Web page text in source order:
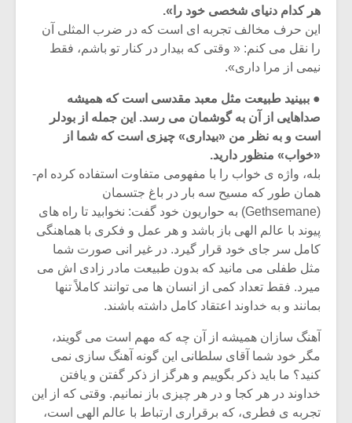
هر کدام دنیای شخصی خود را».
این حرف مخالف تجربه ای است که در ضرب المثلی آن
را نقل می کنم: « وقتی که بیدار در کنار تو باشم، فقط
نیمی از مرا داری».
● ببینید طبیعت مثل معبد مقدسی است که همیشه
صداهایی از آن به گوشمان می رسد. این جمله از بودلر
است و به نظر من «بیداری» چیزی است که شما از
«خواب» منظور دارید.
بله، واژه ی خواب را با مفهومی متفاوت استفاده کرده ام-
همان طور که مسیح سه بار در باغ جتسمان
(Gethsemane) به حواریون خود گفت: نخوابید تا راه های
پیوند با عالم الهی باز باشد و هر عمل و فکری با هماهنگی
کامل سر جای خود قرار گیرد. در غیر انی صورت شما
مثل طفلی می مانید که بدون طبیعت مادر زادی اش می
میرد. فقط تعداد کمی از انسان ها می توانند کاملاً تنها
بمانند و به خداوند اعتقاد کامل داشته باشند.
آهنگ سازان همیشه از آن چه که مهم است می گویند،
مگر خود شما آقای سلطانی این گونه آهنگ سازی نمی
کنید؟ ما باید ذکر بگوییم و هرگز از ذکر گفتن و یافتن
خداوند در هر کجا و در هر چیزی باز نمانیم. وقتی که از این
تجربه ی فطری، که برقراری ارتباط با عالم الهی است،
یادداشتی بر موسیقی
متن فیلم «متری
شیش و نیم»
اگر نمی توانی
مشهورترین باشی،
بدنام ترین باش
موسیقی
برگزار
سکانسی